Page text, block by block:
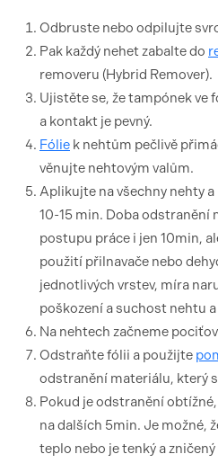
Odbruste nebo odpilujte
Pak každý nehet zabalte do
removeru (Hybrid Remover).
Ujistěte se, že tampónek ve
a kontakt je pevný.
Fólie k nehtům pečlivě
věnujte nehtovým valům.
Aplikujte na všechny nehty
10-15 min. Doba odstranění
postupu práce i jen 10min,
použití přilnavače nebo
jednotlivých vrstev, míra
poškození a suchost nehtu
Na nehtech začneme
Odstraňte fólii a použijte
odstranění materiálu, který
Pokud je odstranění
na dalších 5min. Je možné,
teplo nebo je tenký a